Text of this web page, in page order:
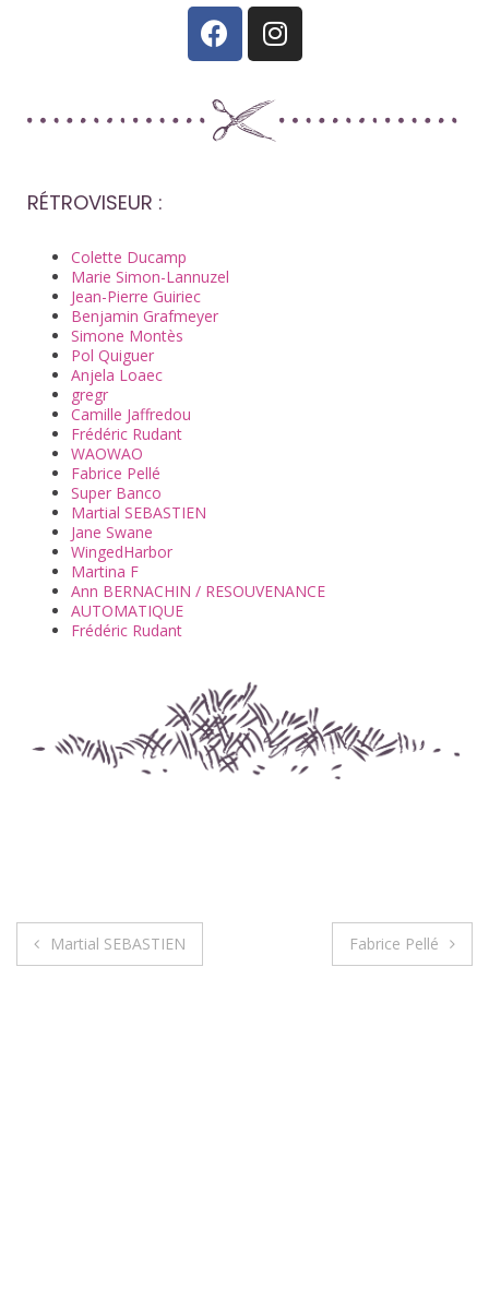
RÉTROVISEUR :
Colette Ducamp
Marie Simon-Lannuzel
Jean-Pierre Guiriec
Benjamin Grafmeyer
Simone Montès
Pol Quiguer
Anjela Loaec​
gregr
Camille Jaffredou
Frédéric Rudant
WAOWAO
Fabrice Pellé
Super Banco
Martial SEBASTIEN
Jane Swane
WingedHarbor
Martina F
Ann BERNACHIN / RESOUVENANCE
AUTOMATIQUE
Frédéric Rudant
Martial SEBASTIEN Fabrice Pellé